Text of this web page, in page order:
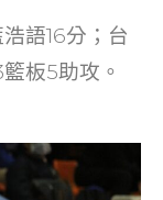
語16分；台
板5助攻。